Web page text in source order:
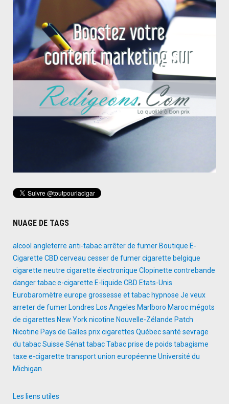
NUAGE DE TAGS
alcool angleterre anti-tabacarrêter de fumer Boutique E-
Cigarette CBD cerveau cesser de fumercigarette belgique
cigarette neutre cigarette électronique Clopinette contrebande
danger tabace-cigarette E-liquide CBD Etats-Unis
Eurobaromètre europe grossesse et tabac hypnose Je veux
arreter de fumer Londres Los Angeles Marlboro Marocmégots
de cigarettes New Yorknicotine Nouvelle-Zélande Patch
Nicotine Pays de Galles prix cigarettes Québecsanté sevrage
du tabacSuisse SénattabacTabac prise de poids tabagisme
taxe e-cigarette transportunion européenne Université du
Michigan
Les liens utiles